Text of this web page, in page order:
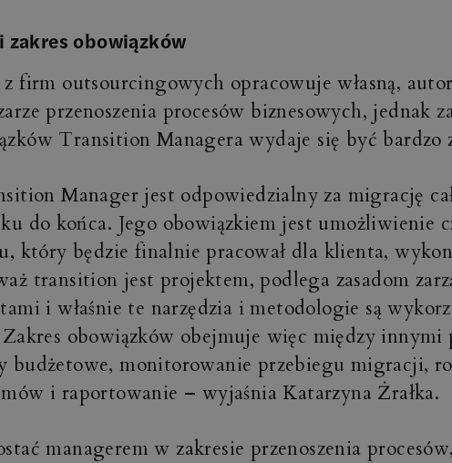
zakres obowiązków
z firm outsourcingowych opracowuje własną,
przenoszenia procesów biznesowych, jednak
Transition Managera wydaje się być bardzo
Manager jest odpowiedzialny za migrację
do końca. Jego obowiązkiem jest umożliwienie
który będzie finalnie pracował dla klienta,
transition jest projektem, podlega zasadom
i właśnie te narzędzia i metodologie są
obowiązków obejmuje więc między innymi
budżetowe, monitorowanie przebiegu migracji,
i raportowanie – wyjaśnia Katarzyna Żrałka.
managerem w zakresie przenoszenia